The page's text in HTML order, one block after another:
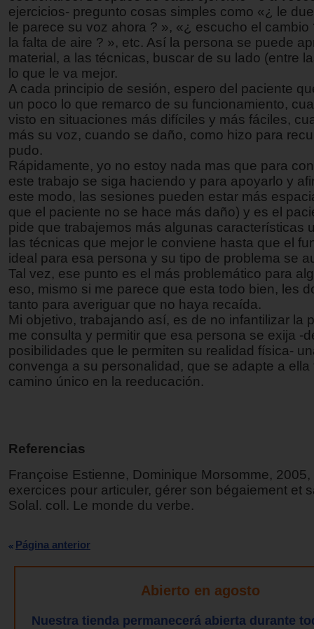
ejercicios- pregunto cosas simples como «¿ le
le parece su voz ahora ? », «¿ escucho el cambio
la falta de aire ? », etc. Así la persona se puede
material, a las técnicas, buscar de su lado (entre
lo que le va mejor.
A cada principio de sesión, espero del paciente
un poco lo que remarco de su funcionamiento,
visto en situaciones más difíciles y más fáciles,
más su voz, cuando se daño, como hizo para
pudo.
Rápidamente, yo no estoy nada mas que para
este trabajo se siga haciendo y para apoyarlo y
este modo, las sesiones pueden estar más
que el paciente no se hace más daño) y es el
pide que trabajemos más algunas características
las técnicas que mejor le conviene hasta que el
ideal para esa persona y su tipo de problema se
Tal vez, ese punto es el más problemático para
eso, mismo si me parece que esta todo bien, les
tanto para averiguar que no haya recaída.
Mi objetivo, trabajando así, es de no infantilizar la
me consulta y permitir que esa persona se exija -
posibilidades que le permiten su realidad física-
convenga a su personalidad, que se adapte a ella
camino único en la reeducación.
Referencias
Françoise Estienne, Dominique Morsomme, 2005,
exercices pour articuler, gérer son bégaiement et
Solal. coll. Le monde du verbe.
Página anterior
Abierto en agosto
Nuestra tienda permanecerá abierta durante